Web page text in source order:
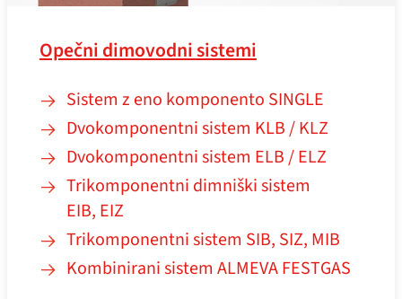
Opečni dimovodni sistemi
Sistem z eno komponento SINGLE
Dvokomponentni sistem KLB / KLZ
Dvokomponentni sistem ELB / ELZ
Trikomponentni dimniški sistem
EIB, EIZ
Trikomponentni sistem SIB, SIZ, MIB
Kombinirani sistem ALMEVA FESTGAS